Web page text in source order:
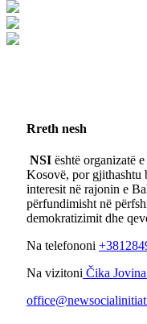
Rreth nesh
NSI është organizatë
Kosovë, por gjithashtu
interesit në rajonin e
përfundimisht në
demokratizimit dhe
Na telefononi
Na vizitoni Čika